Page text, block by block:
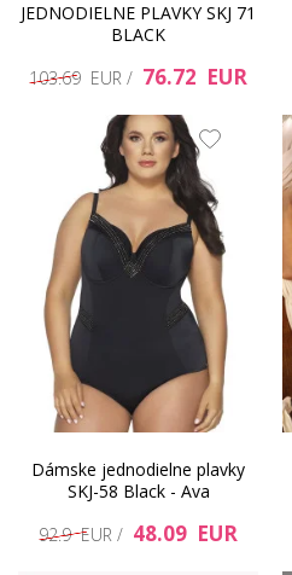
JEDNODIELNE PLAVKY SKJ 71
BLACK
103.69 EUR / 76.72 EUR
Dámske jednodielne plavky
SKJ-58 Black - Ava
92.9 EUR / 48.09 EUR